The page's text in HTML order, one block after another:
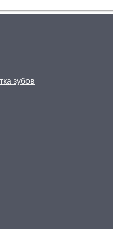
вполне разумной.
замечательному
зубов